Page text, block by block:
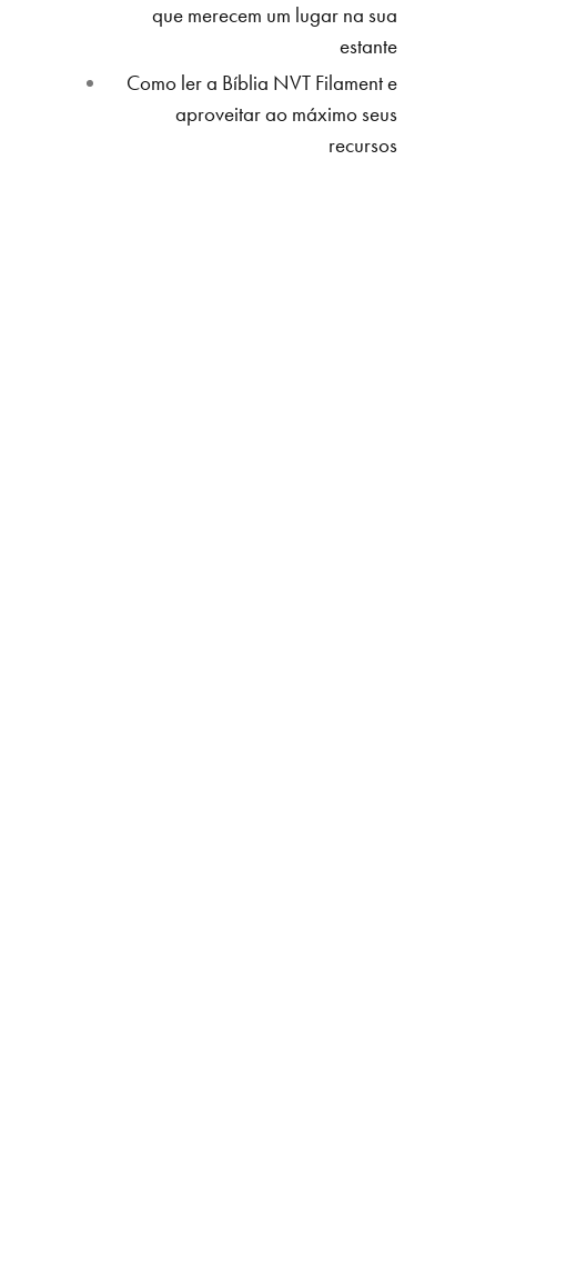
que merecem um lugar na sua
estante
Como ler a Bíblia NVT Filament e
aproveitar ao máximo seus
recursos